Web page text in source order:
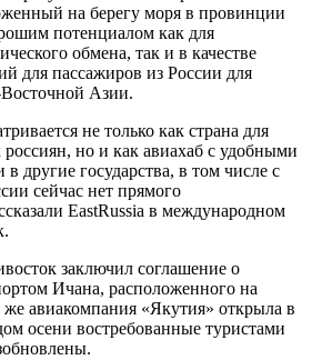
на берегу моря в провинции
потенциалом как для
обмена, так и в качестве
для пассажиров из России для
Азии.
не только как страна для
россиян, но и как авиахаб с удобными
другие государства, в том числе с
сейчас нет прямого
EastRussia в международном
заключил соглашение о
Ичана, расположенного на
же авиакомпания «Якутия» открыла в
осени востребованные туристами